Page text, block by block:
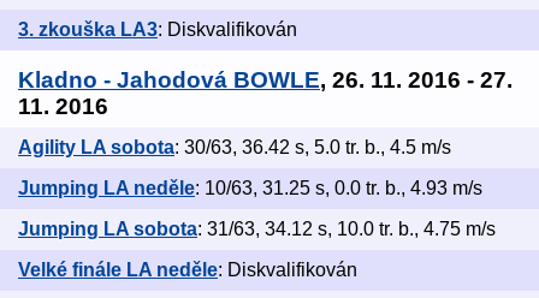
3. zkouška LA3: Diskvalifikován
Kladno - Jahodová BOWLE, 26. 11. 2016 - 27.
11. 2016
Agility LA sobota: 30/63, 36.42 s, 5.0 tr. b., 4.5 m/s
Jumping LA neděle: 10/63, 31.25 s, 0.0 tr. b., 4.93 m/s
Jumping LA sobota: 31/63, 34.12 s, 10.0 tr. b., 4.75 m/s
Velké finále LA neděle: Diskvalifikován